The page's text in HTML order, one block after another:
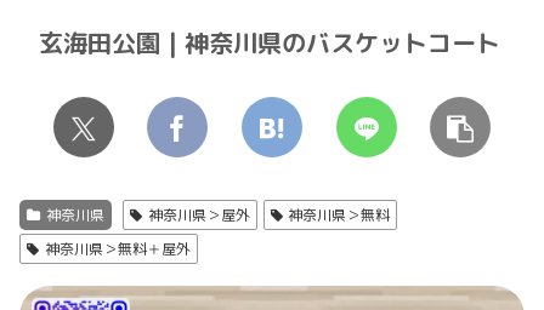
玄海田公園 | 神奈川県のバスケットコート
神奈川県 神奈川県＞屋外
神奈川県＞無料
神奈川県＞無料＋屋外